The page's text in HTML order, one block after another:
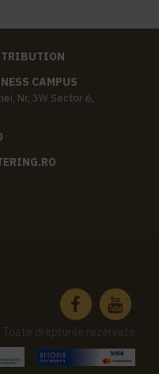
CAMPUS
Nr, 3W Sector 6,
Toate drepturile rezervate